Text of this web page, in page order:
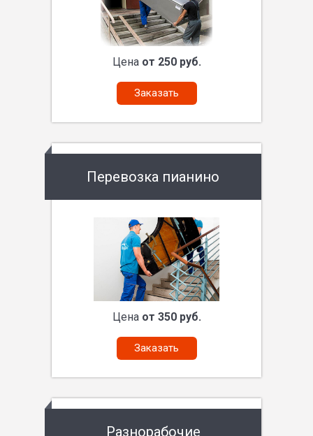
Цена от 250 руб.
Заказать
Перевозка пианино
Цена от 350 руб.
Заказать
Разнорабочие